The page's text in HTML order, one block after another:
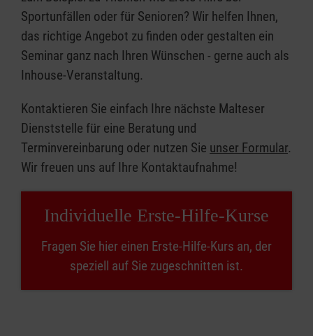
Sportunfällen oder für Senioren? Wir helfen Ihnen,
das richtige Angebot zu finden oder gestalten ein
Seminar ganz nach Ihren Wünschen - gerne auch als
Inhouse-Veranstaltung.
Kontaktieren Sie einfach Ihre nächste Malteser
Dienststelle für eine Beratung und
Terminvereinbarung oder nutzen Sie unser Formular.
Wir freuen uns auf Ihre Kontaktaufnahme!
Individuelle Erste-Hilfe-Kurse
Fragen Sie hier einen Erste-Hilfe-Kurs an, der
speziell auf Sie zugeschnitten ist.